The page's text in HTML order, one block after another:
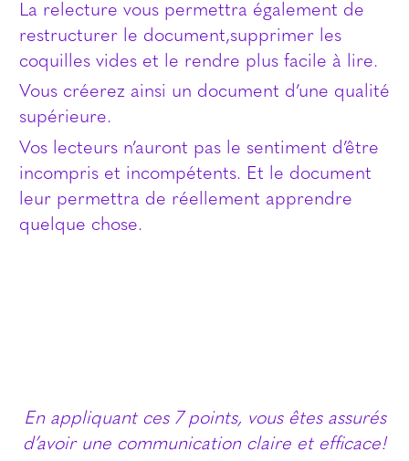
La relecture vous permettra également de
restructurer le document,supprimer les
coquilles vides et le rendre plus facile à lire.
Vous créerez ainsi un document d’une qualité
supérieure.
Vos lecteurs n’auront pas le sentiment d’être
incompris et incompétents. Et le document
leur permettra de réellement apprendre
quelque chose.
En appliquant ces 7 points, vous êtes assurés
d’avoir une communication claire et efficace!